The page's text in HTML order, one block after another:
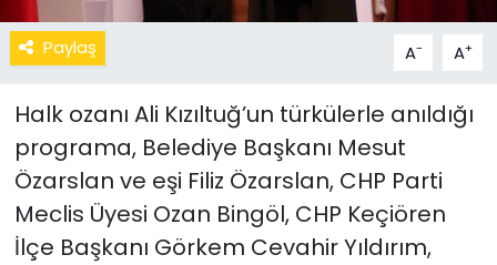
Paylaş A- A+
Halk ozanı Ali Kızıltuğ’un türkülerle anıldığı
programa, Belediye Başkanı Mesut
Özarslan ve eşi Filiz Özarslan, CHP Parti
Meclis Üyesi Ozan Bingöl, CHP Keçiören
İlçe Başkanı Görkem Cevahir Yıldırım,